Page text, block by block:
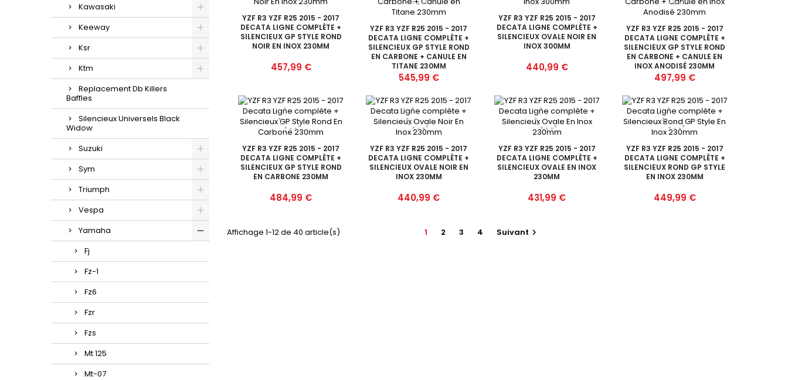
Kawasaki
Keeway
Ksr
Ktm
Replacement Db Killers
Baffles
Silencieux Universels Black
Widow
Suzuki
Sym
Triumph
Vespa
Yamaha
Fj
Fz-1
Fz6
Fzr
Fzs
Mt 125
Mt-07
YZF R3 YZF R25 2015 - 2017
DECATA LIGNE COMPLÈTE +
SILENCIEUX GP STYLE ROND
NOIR EN INOX 230MM
Prix
457,99 €
YZF R3 YZF R25 2015 - 2017
DECATA LIGNE COMPLÈTE +
SILENCIEUX GP STYLE ROND
EN CARBONE + CANULE EN
TITANE 230MM
Prix
545,99 €
YZF R3 YZF R25 2015 - 2017
DECATA LIGNE COMPLÈTE +
SILENCIEUX OVALE NOIR EN
INOX 300MM
Prix
440,99 €
YZF R3 YZF R25 2015 - 2017
DECATA LIGNE COMPLÈTE +
SILENCIEUX GP STYLE ROND
EN CARBONE + CANULE EN
INOX ANODISÉ 230MM
Prix
497,99 €
YZF R3 YZF R25 2015 - 2017
DECATA LIGNE COMPLÈTE +
SILENCIEUX GP STYLE ROND
EN CARBONE 230MM
Prix
484,99 €
YZF R3 YZF R25 2015 - 2017
DECATA LIGNE COMPLÈTE +
SILENCIEUX OVALE NOIR EN
INOX 230MM
Prix
440,99 €
YZF R3 YZF R25 2015 - 2017
DECATA LIGNE COMPLÈTE +
SILENCIEUX OVALE EN INOX
230MM
Prix
431,99 €
YZF R3 YZF R25 2015 - 2017
DECATA LIGNE COMPLÈTE +
SILENCIEUX ROND GP STYLE
EN INOX 230MM
Prix
449,99 €
Affichage 1-12 de 40 article(s) 1 2 3 4 Suivant 